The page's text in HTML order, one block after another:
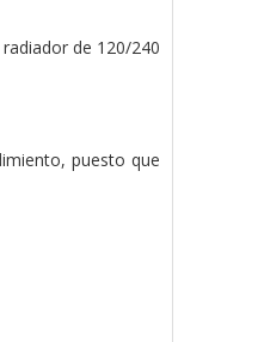
de 120/240
puesto que